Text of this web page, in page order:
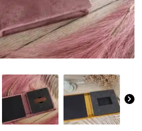
menu
potomne
Etui na
pendrive
Obraz
na
płótnie
Kontakt
Rozwiń
menu